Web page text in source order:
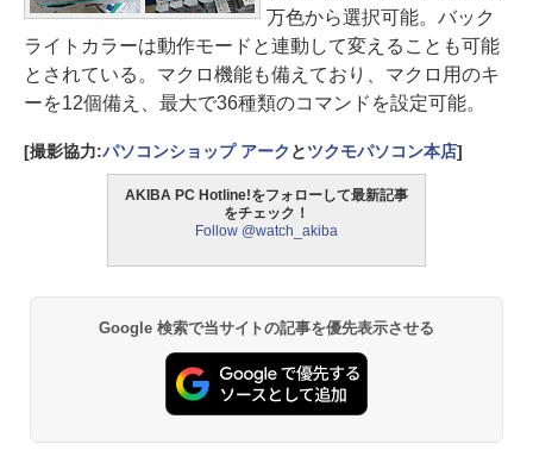
万色から選択可能。バック
ライトカラーは動作モードと連動して変えることも可能
とされている。マクロ機能も備えており、マクロ用のキ
ーを12個備え、最大で36種類のコマンドを設定可能。
[撮影協力:パソコンショップ アーク とツクモパソコン本店]
AKIBA PC Hotline!をフォローして最新記事
をチェック！
Follow @watch_akiba
Google 検索で当サイトの記事を優先表示させる